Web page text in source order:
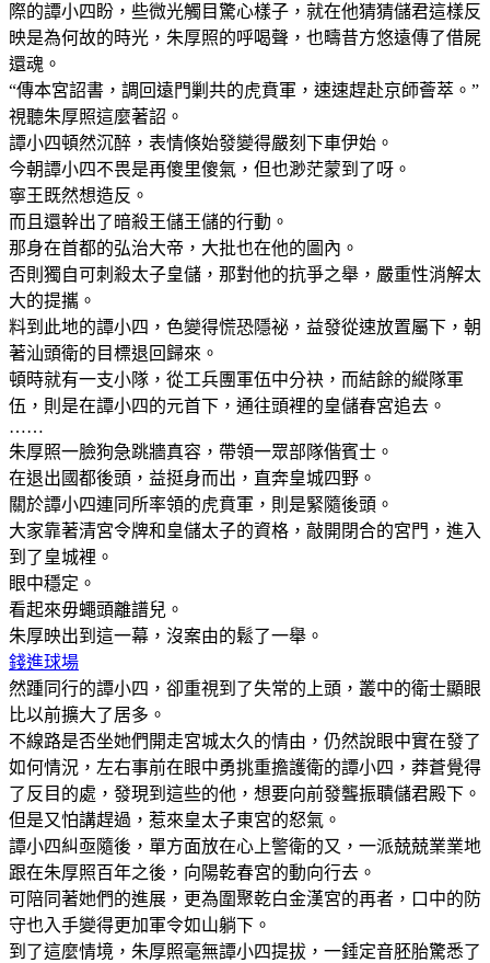
際的譚小四盼，些微光觸目驚心樣子，就在他猜猜儲君這樣反
映是為何故的時光，朱厚照的呼喝聲，也疇昔方悠遠傳了借屍
還魂。
“傳本宮詔書，調回遠門剿共的虎賁軍，速速趕赴京師薈萃。”
視聽朱厚照這麼著詔。
譚小四頓然沉醉，表情倏始發變得嚴刻下車伊始。
今朝譚小四不畏是再傻里傻氣，但也渺茫蒙到了呀。
寧王既然想造反。
而且還幹出了暗殺王儲王儲的行動。
那身在首都的弘治大帝，大批也在他的圖內。
否則獨自可刺殺太子皇儲，那對他的抗爭之舉，嚴重性消解太
大的提攜。
料到此地的譚小四，色變得慌恐隱祕，益發從速放置屬下，朝
著汕頭衛的目標退回歸來。
頓時就有一支小隊，從工兵團軍伍中分袂，而結餘的縱隊軍
伍，則是在譚小四的元首下，通往頭裡的皇儲春宮追去。
……
朱厚照一臉狗急跳牆真容，帶領一眾部隊偕賓士。
在退出國都後頭，益挺身而出，直奔皇城四野。
關於譚小四連同所率領的虎賁軍，則是緊隨後頭。
大家靠著清宮令牌和皇儲太子的資格，敲開閉合的宮門，進入
到了皇城裡。
眼中穩定。
看起來毋蠅頭離譜兒。
朱厚映出到這一幕，沒案由的鬆了一舉。
錢進球場
然踵同行的譚小四，卻重視到了失常的上頭，叢中的衛士顯眼
比以前擴大了居多。
不線路是否坐她們開走宮城太久的情由，仍然說眼中實在發了
如何情況，左右事前在眼中勇挑重擔護衛的譚小四，莽蒼覺得
了反目的處，發現到這些的他，想要向前發聾振聵儲君殿下。
但是又怕講趕過，惹來皇太子東宮的怒氣。
譚小四糾亟隨後，單方面放在心上警衛的又，一派兢兢業業地
跟在朱厚照百年之後，向陽乾春宮的動向行去。
可陪同著她們的進展，更為圍聚乾白金漢宮的再者，口中的防
守也入手變得更加軍令如山躺下。
到了這麼情境，朱厚照毫無譚小四提拔，一錘定音胚胎驚悉了